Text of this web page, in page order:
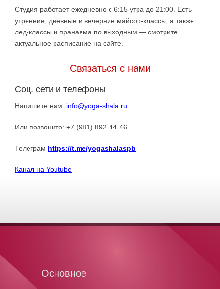
Студия работает ежедневно с 6:15 утра до 21:00. Есть
утренние, дневные и вечерние майсор-классы, а также
лед-классы и пранаяма по выходным — смотрите
актуальное расписание на сайте.
Связаться с нами
Соц. сети и телефоны
Напишите нам: info@yoga-shala.ru
Или позвоните: +7 (981) 892-44-46
Телеграм https://t.me/yogashalaspb
Канал на Youtube
Основное